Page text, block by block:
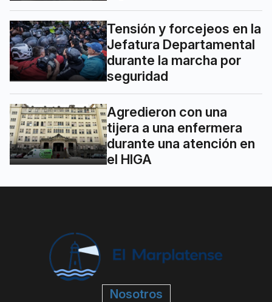
Tensión y forcejeos en la
Jefatura Departamental
durante la marcha por
seguridad
Agredieron con una
tijera a una enfermera
durante una atención en
el HIGA
Nosotros